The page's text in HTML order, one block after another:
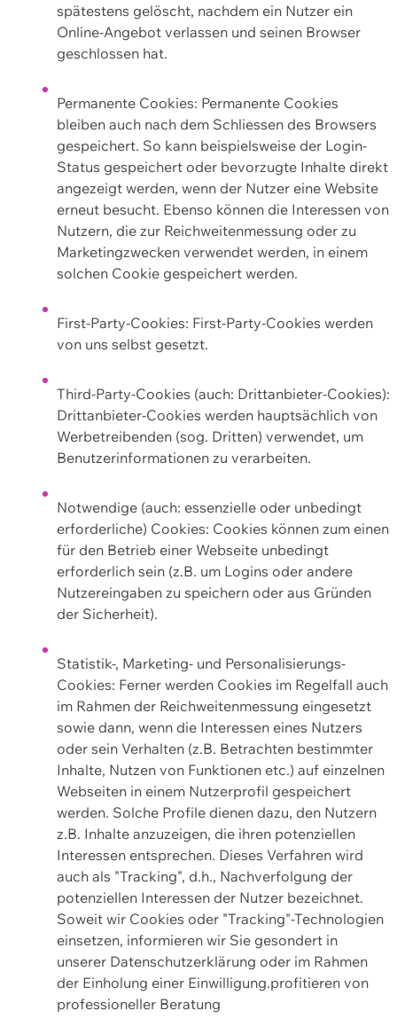
spätestens gelöscht, nachdem ein Nutzer ein
Online-Angebot verlassen und seinen Browser
geschlossen hat.
Permanente Cookies: Permanente Cookies
bleiben auch nach dem Schliessen des Browsers
gespeichert. So kann beispielsweise der Login-
Status gespeichert oder bevorzugte Inhalte direkt
angezeigt werden, wenn der Nutzer eine Website
erneut besucht. Ebenso können die Interessen von
Nutzern, die zur Reichweitenmessung oder zu
Marketingzwecken verwendet werden, in einem
solchen Cookie gespeichert werden.
First-Party-Cookies: First-Party-Cookies werden
von uns selbst gesetzt.
Third-Party-Cookies (auch: Drittanbieter-Cookies):
Drittanbieter-Cookies werden hauptsächlich von
Werbetreibenden (sog. Dritten) verwendet, um
Benutzerinformationen zu verarbeiten.
Notwendige (auch: essenzielle oder unbedingt
erforderliche) Cookies: Cookies können zum einen
für den Betrieb einer Webseite unbedingt
erforderlich sein (z.B. um Logins oder andere
Nutzereingaben zu speichern oder aus Gründen
der Sicherheit).
Statistik-, Marketing- und Personalisierungs-
Cookies: Ferner werden Cookies im Regelfall auch
im Rahmen der Reichweitenmessung eingesetzt
sowie dann, wenn die Interessen eines Nutzers
oder sein Verhalten (z.B. Betrachten bestimmter
Inhalte, Nutzen von Funktionen etc.) auf einzelnen
Webseiten in einem Nutzerprofil gespeichert
werden. Solche Profile dienen dazu, den Nutzern
z.B. Inhalte anzuzeigen, die ihren potenziellen
Interessen entsprechen. Dieses Verfahren wird
auch als "Tracking", d.h., Nachverfolgung der
potenziellen Interessen der Nutzer bezeichnet.
Soweit wir Cookies oder "Tracking"-Technologien
einsetzen, informieren wir Sie gesondert in
unserer Datenschutzerklärung oder im Rahmen
der Einholung einer Einwilligung.profitieren von
professioneller Beratung